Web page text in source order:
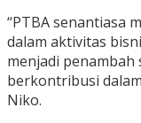
“PTBA senantiasa
dalam aktivitas
menjadi
berkontribusi
Niko.